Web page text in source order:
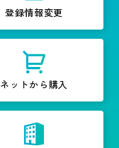
登録情報変更
ネットから購入